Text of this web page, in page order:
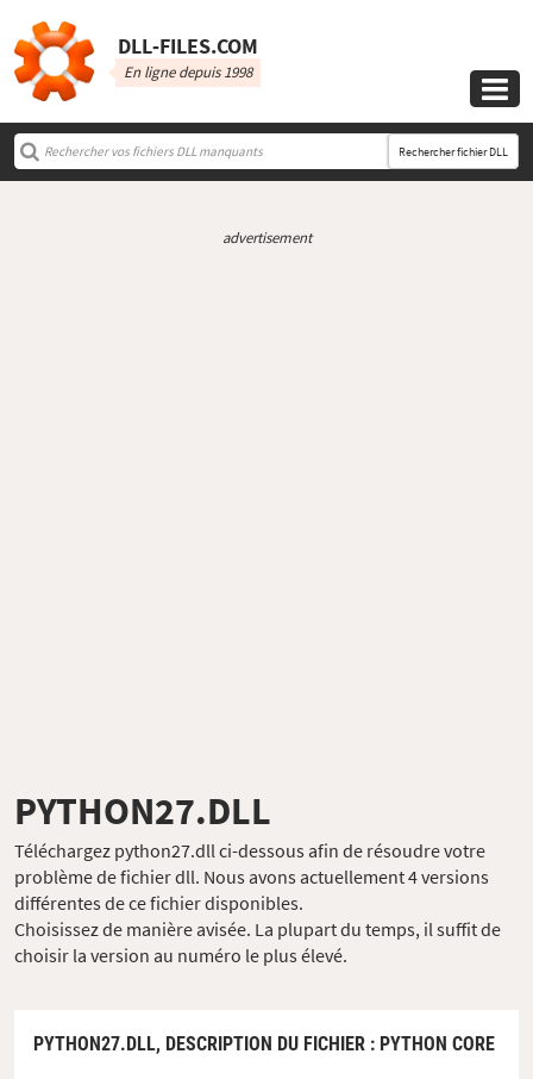
DLL‑FILES.COM
En ligne depuis 1998

Rechercher fichier DLL
advertisement
PYTHON27.DLL
Téléchargez python27.dll ci-dessous afin de résoudre votre
problème de fichier dll. Nous avons actuellement 4 versions
différentes de ce fichier disponibles.
Choisissez de manière avisée. La plupart du temps, il suffit de
choisir la version au numéro le plus élevé.
PYTHON27.DLL, DESCRIPTION DU FICHIER : PYTHON CORE